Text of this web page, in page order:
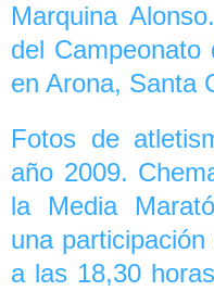
Marquina
del
en Arona, Santa
Fotos de
año 2009.
la Media
una
a las 18,30